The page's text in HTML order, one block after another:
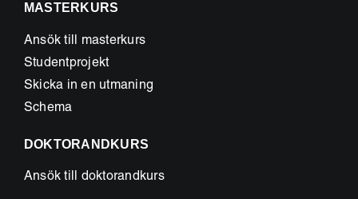
MASTERKURS
Ansök till masterkurs
Studentprojekt
Skicka in en utmaning
Schema
DOKTORANDKURS
Ansök till doktorandkurs